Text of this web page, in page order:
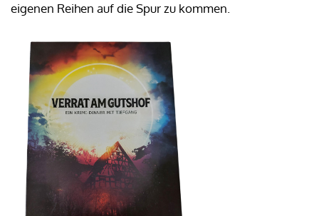
eigenen Reihen auf die Spur zu kommen.